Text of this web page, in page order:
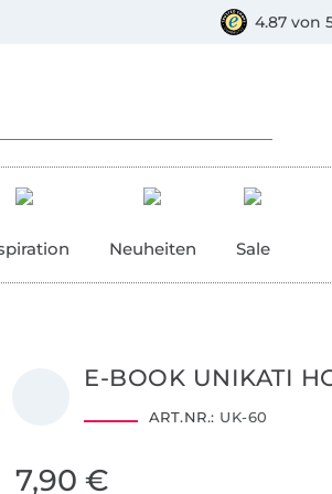
4.87 von
Neuheiten Sale
E-BOOK UNIKATI
ART.NR.: UK-60
7,90 €
Vorkasse